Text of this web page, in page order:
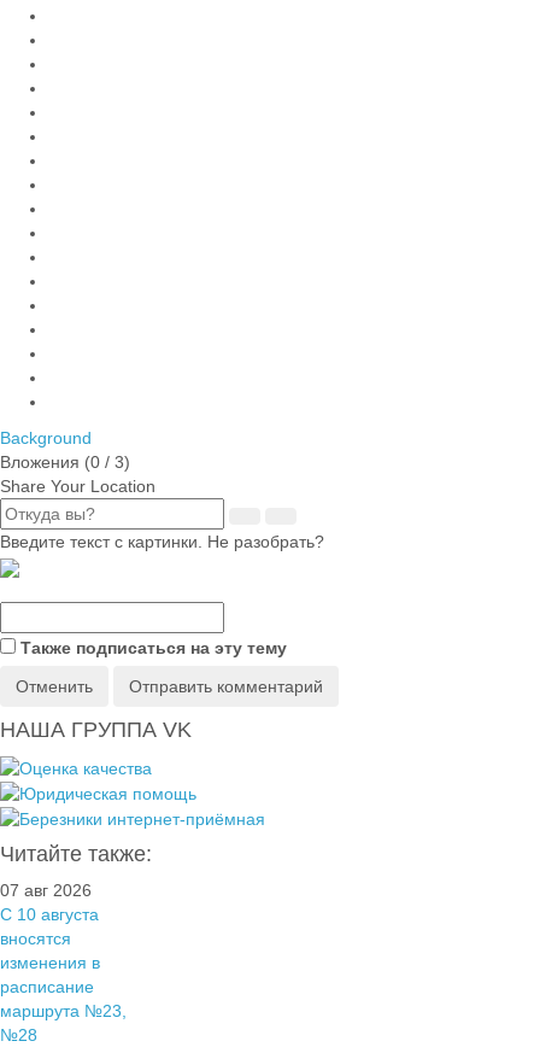
Background
Вложения (0 / 3)
Share Your Location
Введите текст с картинки. Не разобрать?
Также подписаться на эту тему
Отменить
Отправить комментарий
НАША ГРУППА VK
Читайте также:
07 авг 2026
С 10 августа
вносятся
изменения в
расписание
маршрута №23,
№28